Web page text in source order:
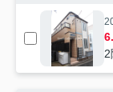
2